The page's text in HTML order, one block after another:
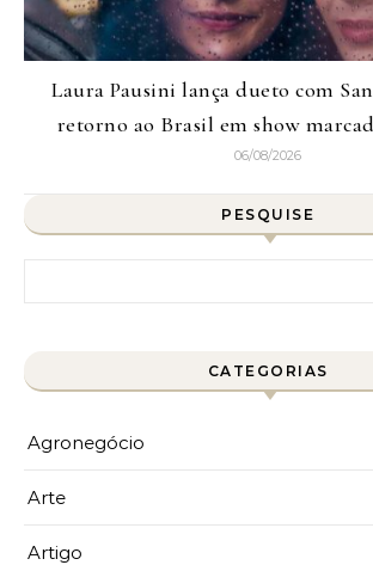
Laura Pausini lança dueto com
retorno ao Brasil em show
06/08/2026
PESQUISE
CATEGORIAS
Agronegócio
Arte
Artigo